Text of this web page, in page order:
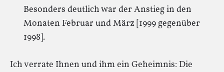
Besonders deutlich war der Anstieg in den
Monaten Februar und März [1999 gegenüber
1998].
Ich verrate Ihnen und ihm ein Geheimnis: Die